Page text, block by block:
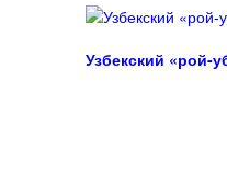
Узбекский «рой-